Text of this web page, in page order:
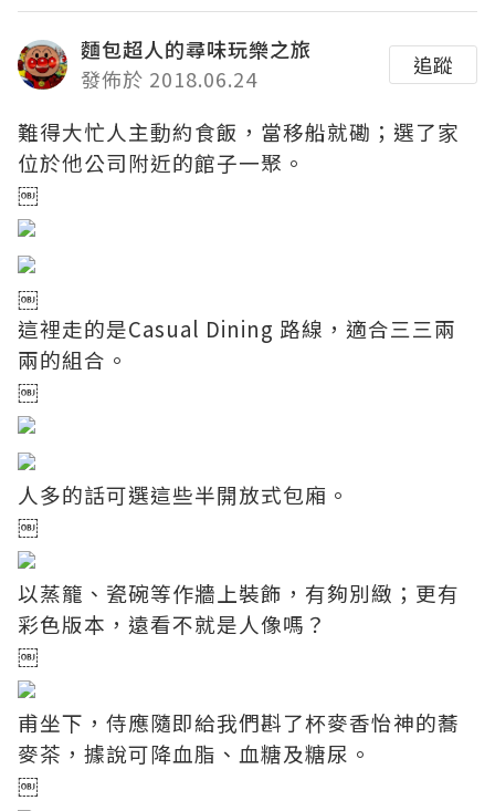
麵包超人的尋味玩樂之旅
發佈於 2018.06.24
追蹤
難得大忙人主動約食飯，當移船就磡；選了家
位於他公司附近的館子一聚。
￼
￼
這裡走的是Casual Dining 路線，適合三三兩
兩的組合。
￼
人多的話可選這些半開放式包廂。
￼
以蒸籠、瓷碗等作牆上裝飾，有夠別緻；更有
彩色版本，遠看不就是人像嗎？
￼
甫坐下，侍應隨即給我們斟了杯麥香怡神的蕎
麥茶，據說可降血脂、血糖及糖尿。
￼